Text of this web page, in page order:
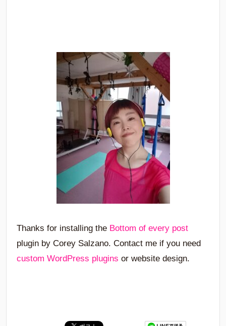
Thanks for installing the Bottom of every post
plugin by Corey Salzano. Contact me if you need
custom WordPress plugins or website design.